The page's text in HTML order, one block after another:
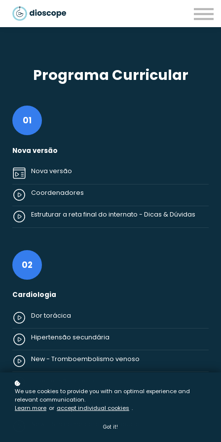
Parcerias
Programa Curricular
01
Nova versão
Nova versão
Coordenadores
Estruturar a reta final do internato - Dicas & Dúvidas
02
Cardiologia
Dor torácica
Hipertensão secundária
New - Tromboembolismo venoso
New - Fibrilhação auricular
New - Sindrome coronário agudo
We use cookies to provide you with an optimal experience and
relevant communication.
Learn more or accept individual cookies .
Got it!